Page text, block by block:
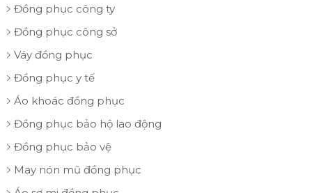
Đồng phục công ty
Đồng phục công sở
Váy đồng phục
Đồng phục y tế
Áo khoác đồng phục
Đồng phục bảo hộ lao động
Đồng phục bảo vệ
May nón mũ đồng phục